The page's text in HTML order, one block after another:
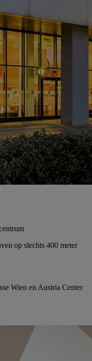
op slechts 400 meter
Wien en Austria Center